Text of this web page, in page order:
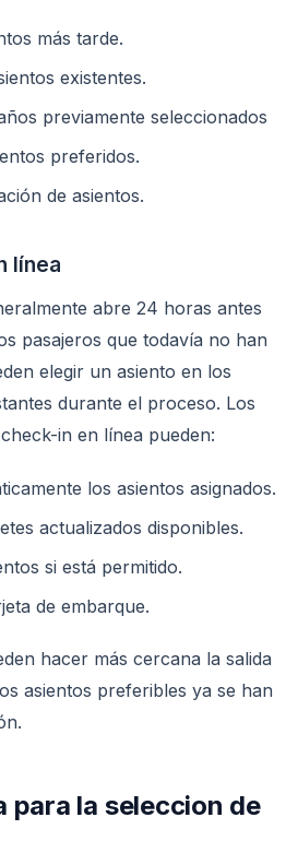
más tarde.
existentes.
previamente seleccionados
preferidos.
de asientos.
línea
abre 24 horas antes
pasajeros que todavía no han
elegir un asiento en los
durante el proceso. Los
in en línea pueden:
los asientos asignados.
actualizados disponibles.
si está permitido.
de embarque.
hacer más cercana la salida
asientos preferibles ya se han
para la seleccion de